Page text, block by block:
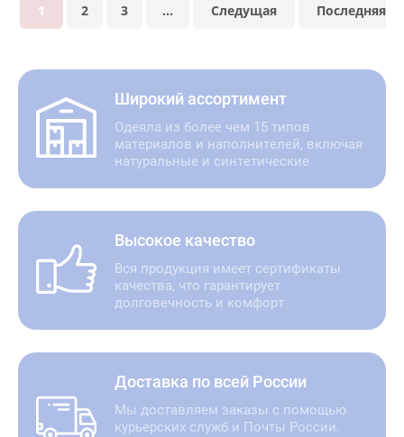
1 2 3 ... Следущая Последняя
Широкий ассортимент
Одеяла из более чем 15 типов
материалов и наполнителей, включая
натуральные и синтетические
Высокое качество
Вся продукция имеет сертификаты
качества, что гарантирует
долговечность и комфорт
Доставка по всей России
Мы доставляем заказы с помощью
курьерских служб и Почты России.